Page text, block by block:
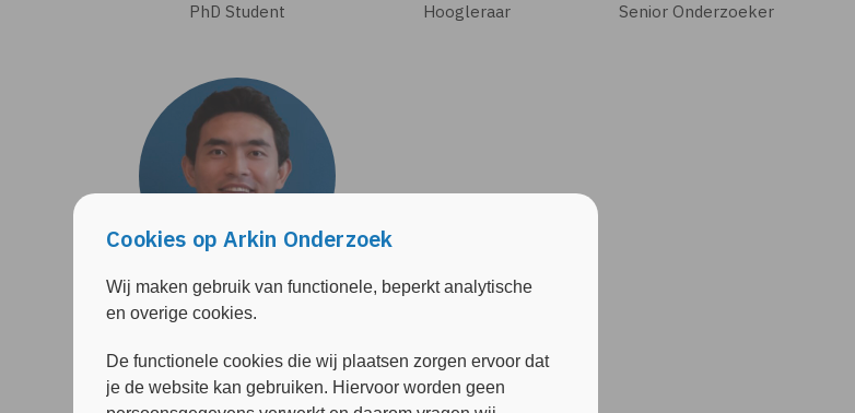
PhD Student
Hoogleraar
Senior Onderzoeker
Zhao Yang
Postdoc onderzoeker
Cookies op Arkin Onderzoek
Wij maken gebruik van functionele, beperkt analytische
en overige cookies.
De functionele cookies die wij plaatsen zorgen ervoor dat
je de website kan gebruiken. Hiervoor worden geen